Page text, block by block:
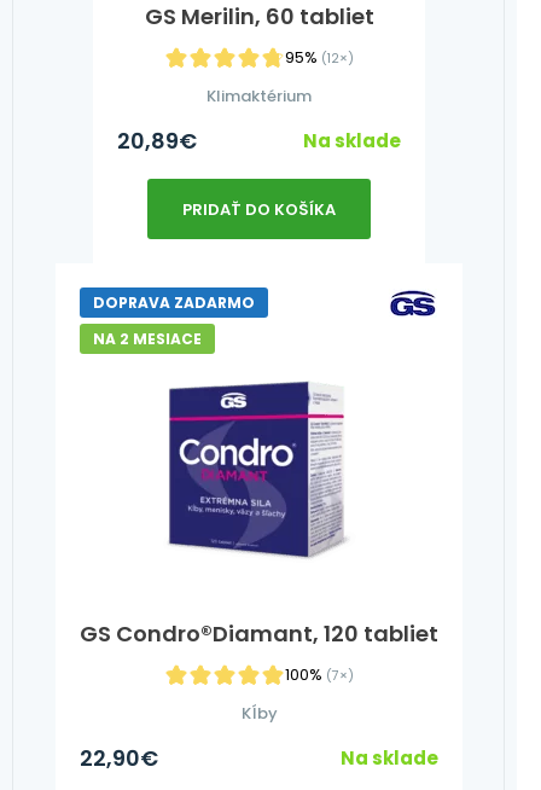
GS Merilin, 60 tabliet
95% (12×)
Klimaktérium
20,89€ Na sklade
PRIDAŤ DO KOŠÍKA
GS Condro®Diamant, 120 tabliet
100% (7×)
DOPRAVA ZADARMO
NA 2 MESIACE
Kĺby
22,90€ Na sklade